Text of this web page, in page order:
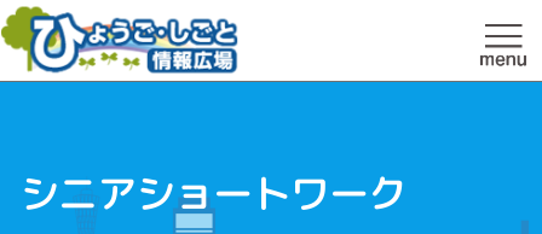
シニアショートワーク